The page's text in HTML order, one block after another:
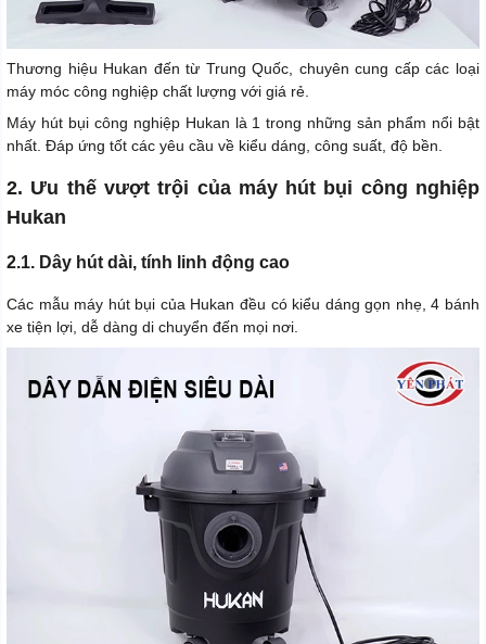
Thương hiệu Hukan đến từ Trung Quốc, chuyên cung cấp các loại
máy móc công nghiệp chất lượng với giá rẻ.
Máy hút bụi công nghiệp Hukan là 1 trong những sản phẩm nổi bật
nhất. Đáp ứng tốt các yêu cầu về kiểu dáng, công suất, độ bền.
2. Ưu thế vượt trội của máy hút bụi công nghiệp
Hukan
2.1. Dây hút dài, tính linh động cao
Các mẫu máy hút bụi của Hukan đều có kiểu dáng gọn nhẹ, 4 bánh
xe tiện lợi, dễ dàng di chuyển đến mọi nơi.